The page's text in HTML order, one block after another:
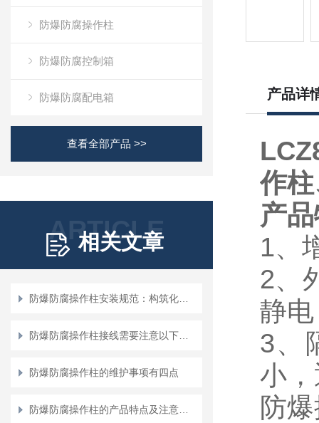
防爆防腐操作柱
防爆防腐控制箱
防爆防腐配电箱
查看全部产品 >>
ARTICLE
相关文章
防爆防腐操作柱的维护事项有四点
产品详
作
产
1、
2、
静
3、
小
防